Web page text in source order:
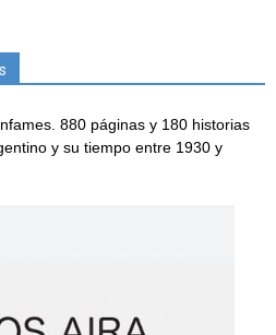
880 páginas y 180 historias
y su tiempo entre 1930 y